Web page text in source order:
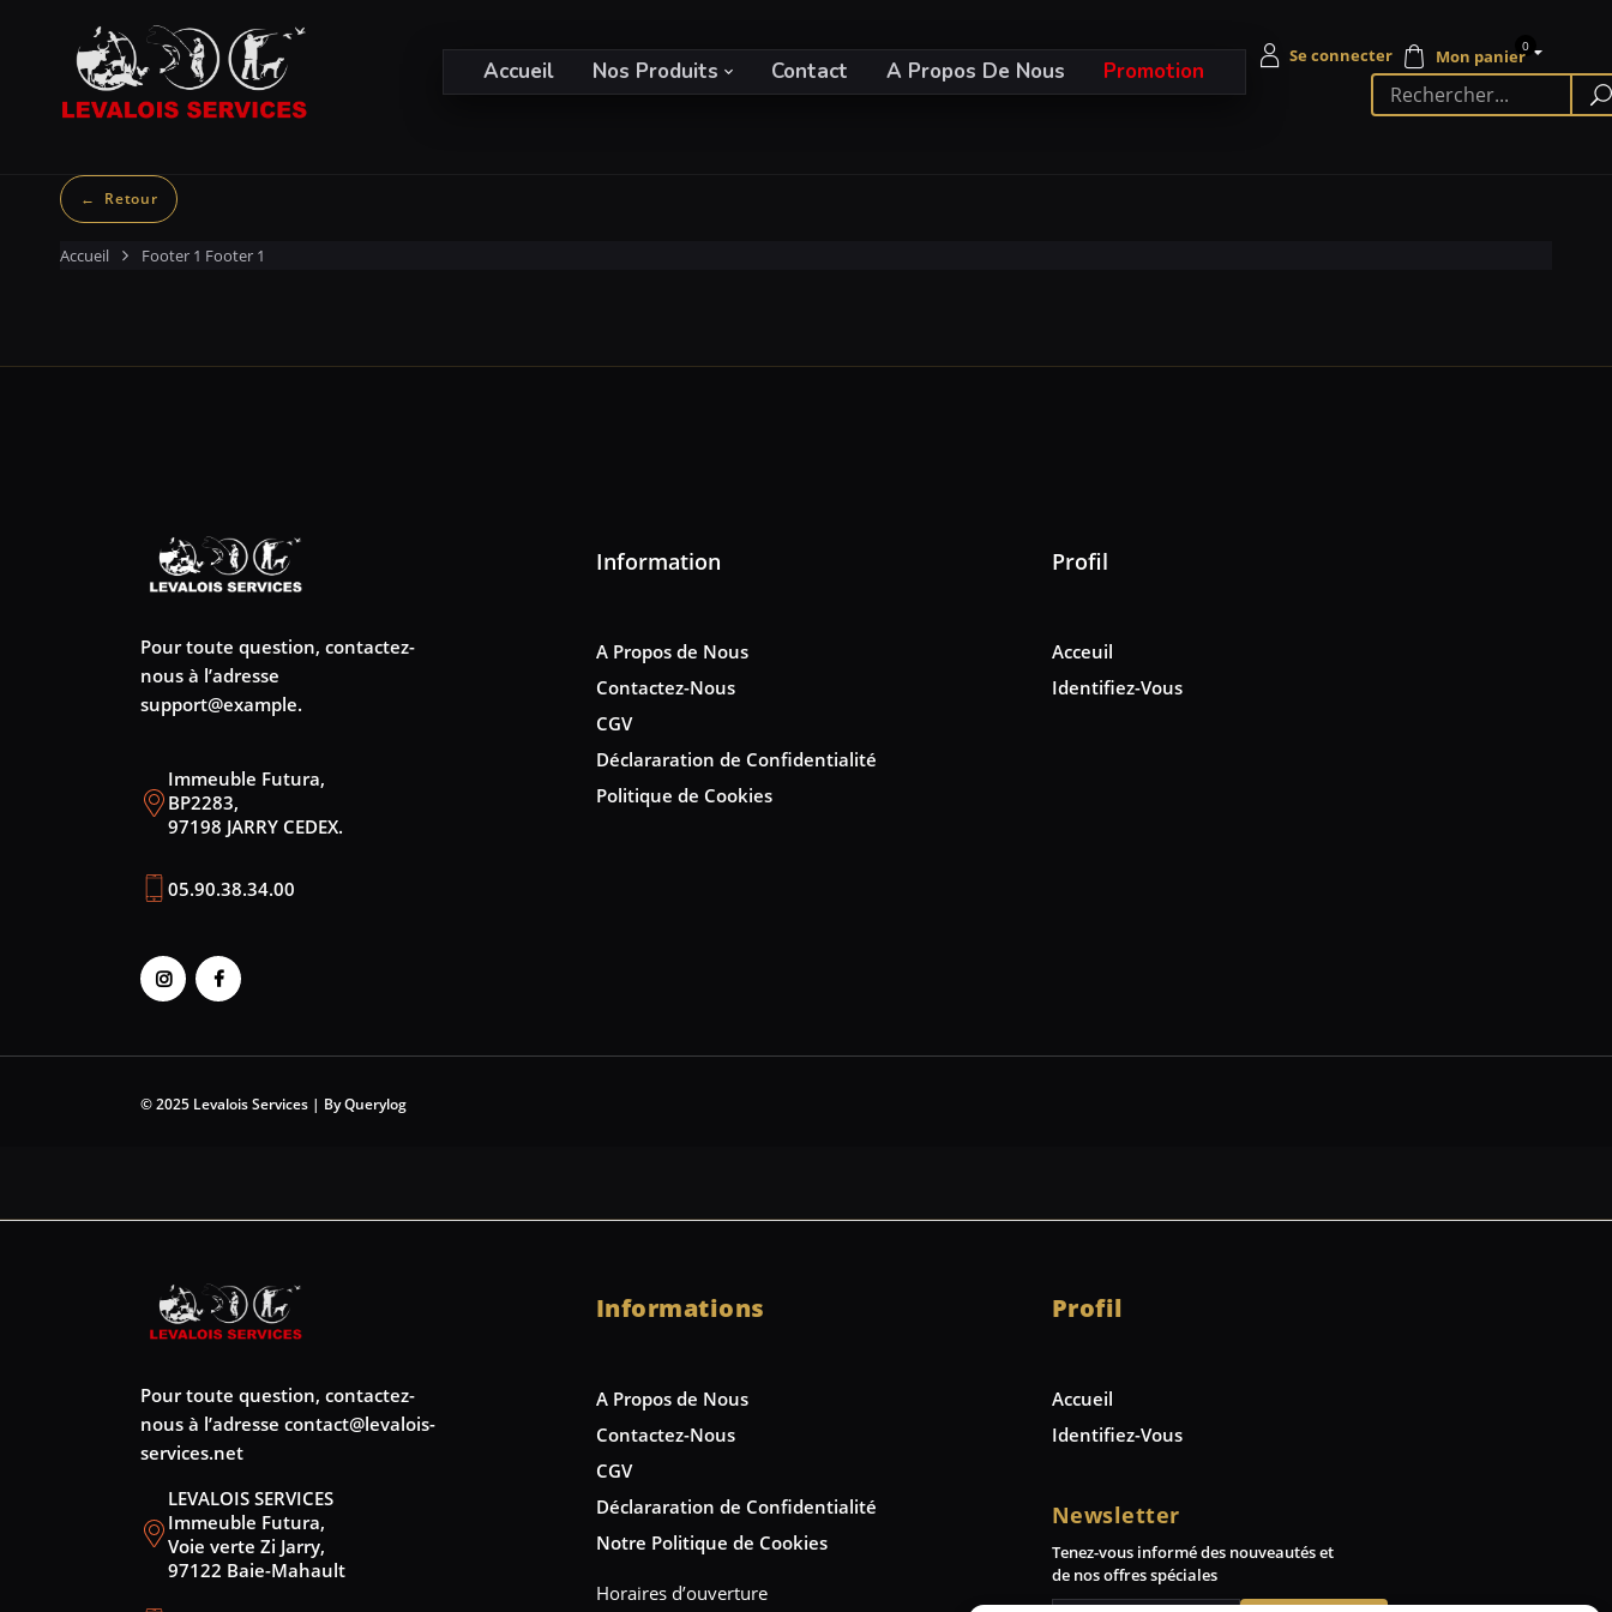
Accueil Nos Produits Contact A Propos De Nous Promotion
0
Accueil Footer 1 Footer 1
Pour toute question, contactez-
nous à l’adresse
support@example.
Immeuble Futura,
BP2283,
97198 JARRY CEDEX.
05.90.38.34.00
Information
A Propos de Nous
Contactez-Nous
CGV
Déclararation de Confidentialité
Politique de Cookies
Profil
Acceuil
Identifiez-Vous
© 2025 Levalois Services | By Querylog
Pour toute question, contactez-
nous à l’adresse contact@levalois-
services.net
LEVALOIS SERVICES
Immeuble Futura,
Voie verte Zi Jarry,
97122 Baie-Mahault
Informations
A Propos de Nous
Contactez-Nous
CGV
Déclararation de Confidentialité
Notre Politique de Cookies
Horaires d’ouverture
Profil
Accueil
Identifiez-Vous
Newsletter
Tenez-vous informé des nouveautés et
de nos offres spéciales